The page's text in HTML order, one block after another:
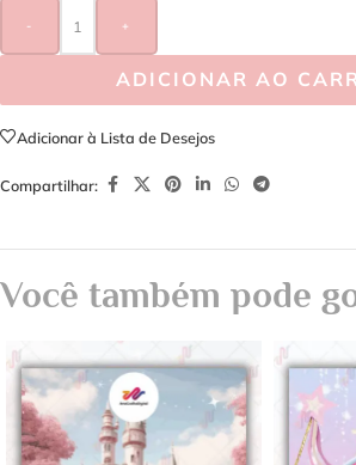
- +
ADICIONAR AO
Adicionar à Lista de Desejos
Compartilhar:
Você também pode